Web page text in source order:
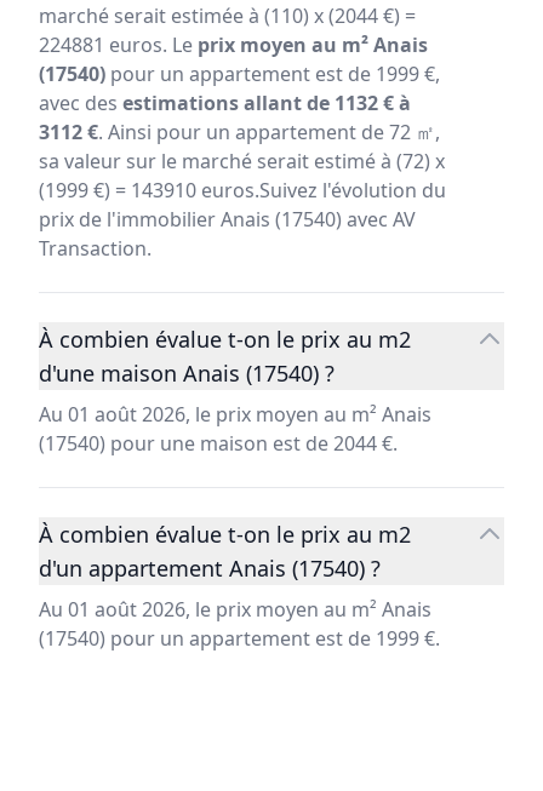
marché serait estimée à (110) x (2044 €) =
224881 euros. Le prix moyen au m² Anais
(17540) pour un appartement est de 1999 €,
avec des estimations allant de 1132 € à
3112 €. Ainsi pour un appartement de 72 ㎡,
sa valeur sur le marché serait estimé à (72) x
(1999 €) = 143910 euros.Suivez l'évolution du
prix de l'immobilier Anais (17540) avec AV
Transaction.
À combien évalue t-on le prix au m2
d'une maison Anais (17540) ?
Au 01 août 2026, le prix moyen au m² Anais
(17540) pour une maison est de 2044 €.
À combien évalue t-on le prix au m2
d'un appartement Anais (17540) ?
Au 01 août 2026, le prix moyen au m² Anais
(17540) pour un appartement est de 1999 €.